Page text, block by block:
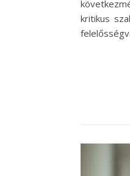
kritikus